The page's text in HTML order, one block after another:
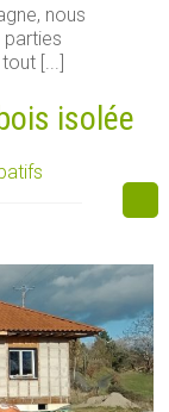
nous
[...]
isolée